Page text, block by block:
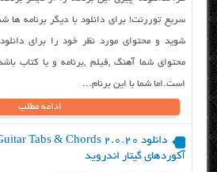
سریع توررنت! برای دانلود با دیگر برنامه ها
شوید و محتوای مورد نظر خود را برای
محتوای شما آهنگ ,فیلم ,برنامه و یا کتاب
است.اما شما با این برنام...
ادامه مطلب
آکوردهای گیتار اندروید